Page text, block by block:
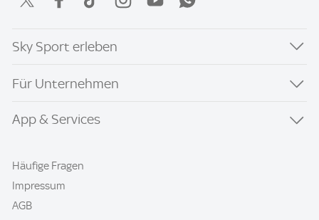
Sky Sport erleben
Für Unternehmen
App & Services
Häufige Fragen
Impressum
AGB